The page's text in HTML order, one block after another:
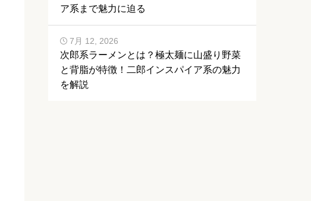
ア系まで魅力に迫る
次郎系ラーメンとは？極太麺に山盛り野菜
と背脂が特徴！二郎インスパイア系の魅力
を解説
7月 12, 2026